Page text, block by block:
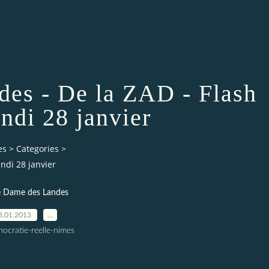
- De la ZAD - Flash
28 janvier
> Categories >
28 janvier
des Landes
reelle-nimes